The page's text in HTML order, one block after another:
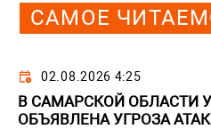
САМОЕ
02.08.2026 4:25
В САМАРСКОЙ ОБЛАСТИ
ОБЪЯВЛЕНА УГРОЗА